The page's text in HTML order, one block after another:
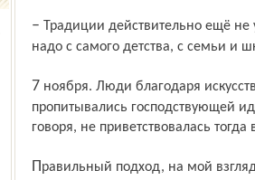
– Традиции действительно ещё не устоялись. Но это дело времени. А прививать их
надо с самого детства, с семьи и
7 ноября. Люди благодаря искусству, литературе, тем или иным формам пропаганды
пропитывались господствующей
говоря, не приветствовалась тогда
Правильный подход, на мой взгляд, в продвижении истинных духовных ценностей,